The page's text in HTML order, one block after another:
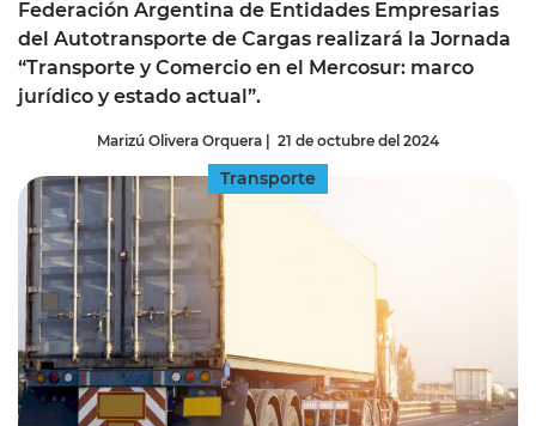
Federación Argentina de Entidades Empresarias
del Autotransporte de Cargas realizará la Jornada
“Transporte y Comercio en el Mercosur: marco
jurídico y estado actual”.
Marizú Olivera Orquera | 21 de octubre del 2024
Transporte